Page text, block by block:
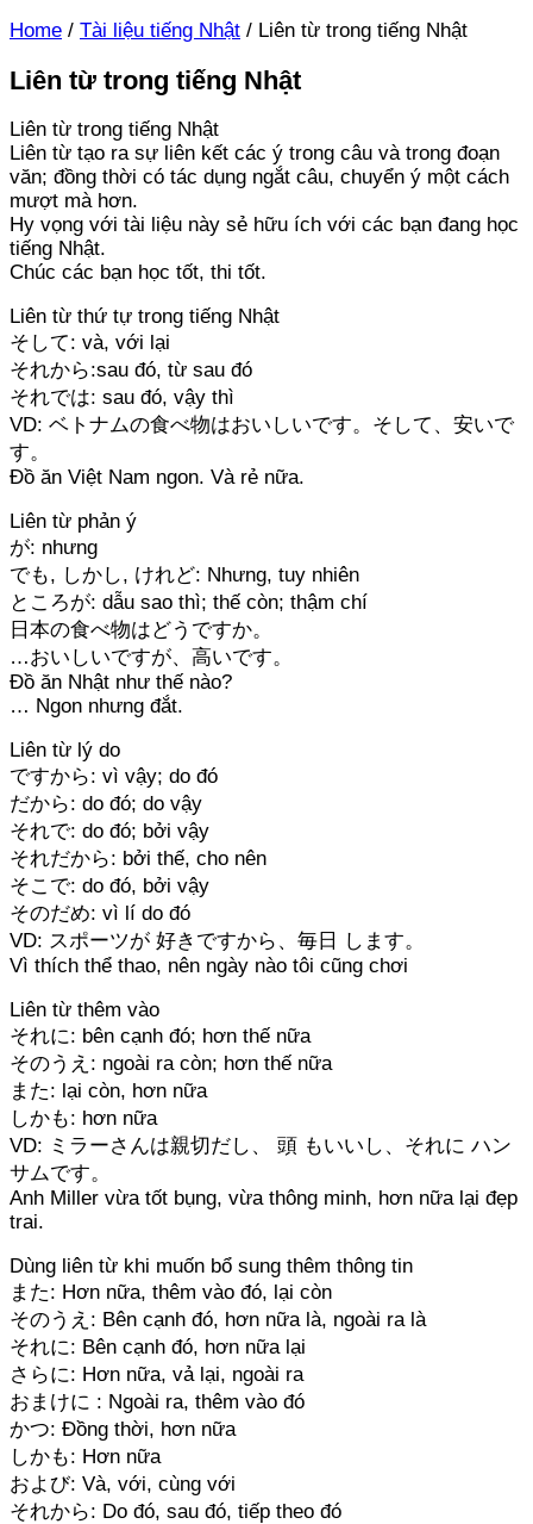
Home / Tài liệu tiếng Nhật / Liên từ trong tiếng Nhật
Liên từ trong tiếng Nhật
Liên từ trong tiếng Nhật
Liên từ tạo ra sự liên kết các ý trong câu và trong đoạn
văn; đồng thời có tác dụng ngắt câu, chuyển ý một cách
mượt mà hơn.
Hy vọng với tài liệu này sẻ hữu ích với các bạn đang học
tiếng Nhật.
Chúc các bạn học tốt, thi tốt.
Liên từ thứ tự trong tiếng Nhật
そして: và, với lại
それから:sau đó, từ sau đó
それでは: sau đó, vậy thì
VD: ベトナムの食べ物はおいしいです。そして、安いで
す。
Đồ ăn Việt Nam ngon. Và rẻ nữa.
Liên từ phản ý
が: nhưng
でも, しかし, けれど: Nhưng, tuy nhiên
ところが: dẫu sao thì; thế còn; thậm chí
日本の食べ物はどうですか。
…おいしいですが、高いです。
Đồ ăn Nhật như thế nào?
… Ngon nhưng đắt.
Liên từ lý do
ですから: vì vậy; do đó
だから: do đó; do vậy
それで: do đó; bởi vậy
それだから: bởi thế, cho nên
そこで: do đó, bởi vậy
そのだめ: vì lí do đó
VD: スポーツが 好きですから、毎日 します。
Vì thích thể thao, nên ngày nào tôi cũng chơi
Liên từ thêm vào
それに: bên cạnh đó; hơn thế nữa
そのうえ: ngoài ra còn; hơn thế nữa
また: lại còn, hơn nữa
しかも: hơn nữa
VD: ミラーさんは親切だし、 頭 もいいし、それに ハン
サムです。
Anh Miller vừa tốt bụng, vừa thông minh, hơn nữa lại đẹp
trai.
Dùng liên từ khi muốn bổ sung thêm thông tin
また: Hơn nữa, thêm vào đó, lại còn
そのうえ: Bên cạnh đó, hơn nữa là, ngoài ra là
それに: Bên cạnh đó, hơn nữa lại
さらに: Hơn nữa, vả lại, ngoài ra
おまけに : Ngoài ra, thêm vào đó
かつ: Đồng thời, hơn nữa
しかも: Hơn nữa
および: Và, với, cùng với
それから: Do đó, sau đó, tiếp theo đó